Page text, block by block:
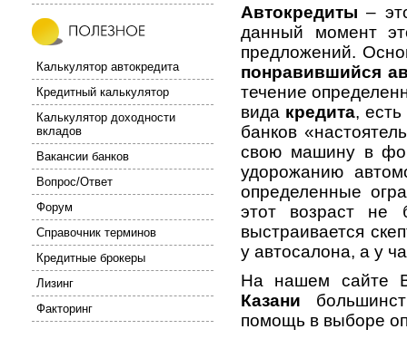
Автокредиты –
данный момент
предложений.
понравившийся
течение
вида кредита,
банков
свою машину в
удорожанию
определенные
этот возраст не
выстраивается
у автосалона, а у
На нашем сайте
Казани
помощь в выборе
Калькулятор автокредита
Кредитный калькулятор
Калькулятор доходности
вкладов
Вакансии банков
Вопрос/Ответ
Форум
Справочник терминов
Кредитные брокеры
Лизинг
Факторинг